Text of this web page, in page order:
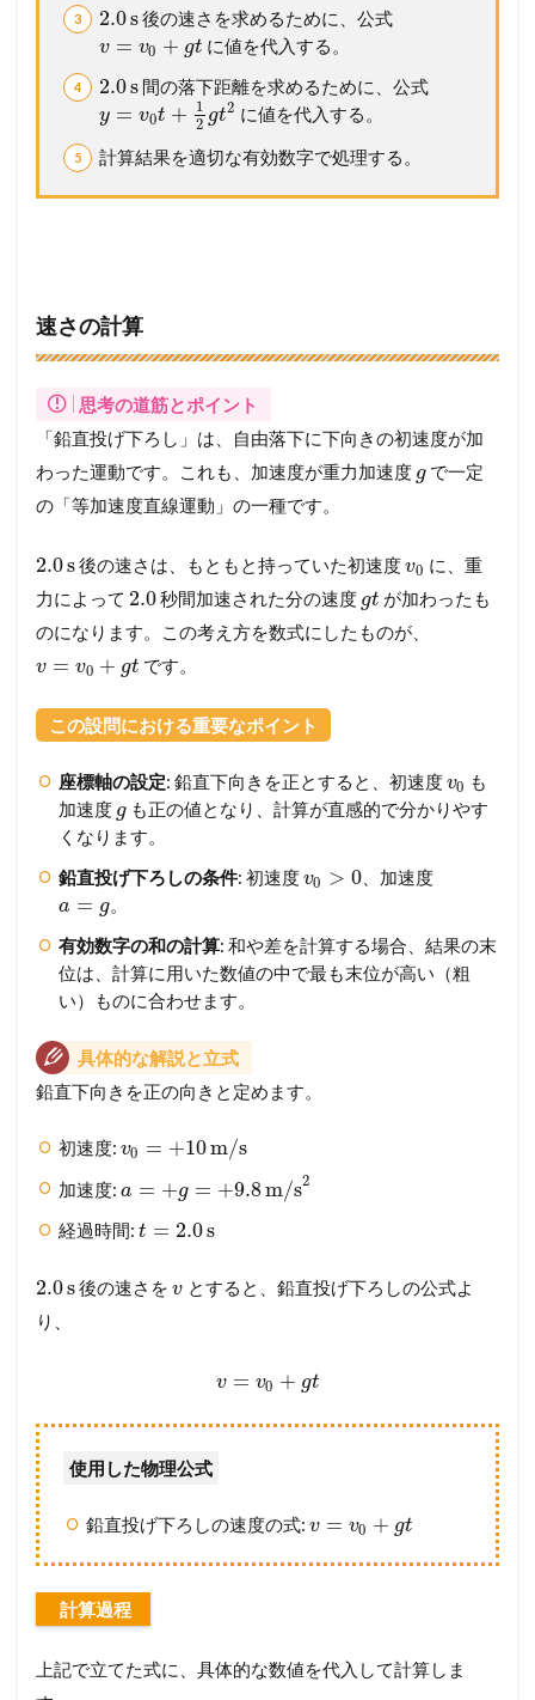
2.0s後の速さを求めるために、公式
v = v0 + gt に値を代入する。
2.0s 間の落下距離を求めるために、公式
y = v0t +
1
2 gt2 に値を代入する。
計算結果を適切な有効数字で処理する。
速さの計算
思考の道筋とポイント
「鉛直投げ下ろし」は、自由落下に下向きの初速度が加
わった運動です。これも、加速度が重力加速度 g で一定
の「等加速度直線運動」の一種です。
2.0s後の速さは、もともと持っていた初速度v0 に、重
力によって 2.0秒間加速された分の速度 gt が加わったも
のになります。この考え方を数式にしたものが、
v = v0 + gt です。
この設問における重要なポイント
座標軸の設定: 鉛直下向きを正とすると、初速度v0 も
加速度 g も正の値となり、計算が直感的で分かりやす
くなります。
鉛直投げ下ろしの条件: 初速度v0 > 0 、加速度
a = g。
有効数字の和の計算: 和や差を計算する場合、結果の末
位は、計算に用いた数値の中で最も末位が高い（粗
い）ものに合わせます。
具体的な解説と立式
鉛直下向きを正の向きと定めます。
初速度: v0 = +10m/s
加速度: a = +g = +9.8m/s2
経過時間: t = 2.0s
2.0s後の速さをv とすると、鉛直投げ下ろしの公式よ
り、
v = v0 + gt
使用した物理公式
鉛直投げ下ろしの速度の式: v = v0 + gt
計算過程
上記で立てた式に、具体的な数値を代入して計算しま